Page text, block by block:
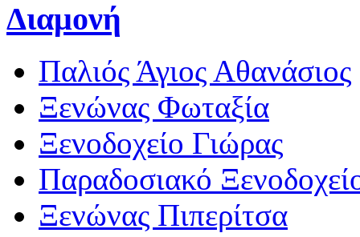
Διαμονή
Παλιός Άγιος Αθανάσιος
Ξενώνας Φωταξία
Ξενοδοχείο Γιώρας
Παραδοσιακό
Ξενώνας Πιπερίτσα